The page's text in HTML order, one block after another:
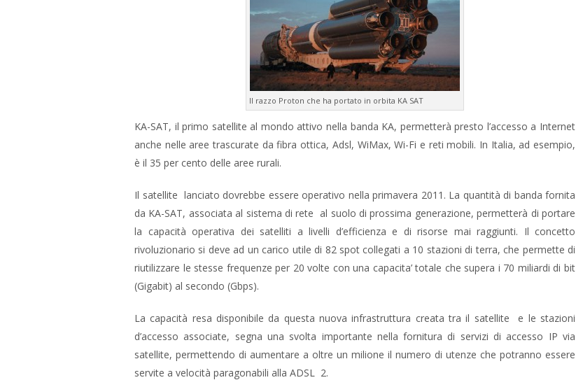
Il razzo Proton che ha portato in orbita KA SAT
KA-SAT, il primo satellite al mondo attivo nella banda KA, permetterà presto l’accesso a Internet
anche nelle aree trascurate da fibra ottica, Adsl, WiMax, Wi-Fi e reti mobili. In Italia, ad esempio,
è il 35 per cento delle aree rurali.
Il satellite lanciato dovrebbe essere operativo nella primavera 2011. La quantità di banda fornita
da KA-SAT, associata al sistema di rete al suolo di prossima generazione, permetterà di portare
la capacità operativa dei satelliti a livelli d’efficienza e di risorse mai raggiunti. Il concetto
rivoluzionario si deve ad un carico utile di 82 spot collegati a 10 stazioni di terra, che permette di
riutilizzare le stesse frequenze per 20 volte con una capacita’ totale che supera i 70 miliardi di bit
(Gigabit) al secondo (Gbps).
La capacità resa disponibile da questa nuova infrastruttura creata tra il satellite e le stazioni
d’accesso associate, segna una svolta importante nella fornitura di servizi di accesso IP via
satellite, permettendo di aumentare a oltre un milione il numero di utenze che potranno essere
servite a velocità paragonabili alla ADSL 2.